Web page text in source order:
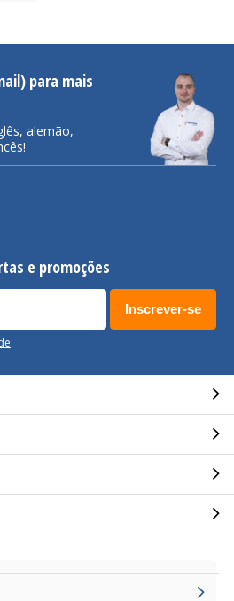
para mais
alemão,
e promoções
Inscrever-se